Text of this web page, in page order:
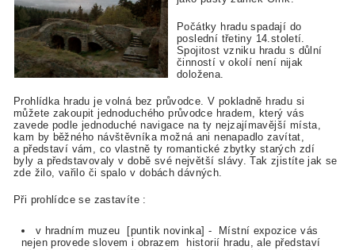
Počátky hradu spadají do
poslední třetiny 14.století.
Spojitost vzniku hradu s důlní
činností v okolí není nijak
doložena.
Prohlídka hradu je volná bez průvodce. V pokladně hradu si
můžete zakoupit jednoduchého průvodce hradem, který vás
zavede podle jednoduché navigace na ty nejzajímavější místa,
kam by běžného návštěvníka možná ani nenapadlo zavítat,
a představí vám, co vlastně ty romantické zbytky starých zdí
byly a představovaly v době své největší slávy. Tak zjistíte jak se
zde žilo, vařilo či spalo v dobách dávných.
Při prohlídce se zastavíte :
v hradním muzeu [puntik novinka] - Místní expozice vás
nejen provede slovem i obrazem historií hradu, ale představí